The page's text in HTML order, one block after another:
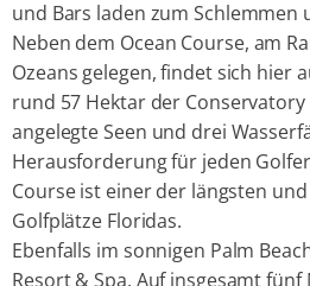
und Bars laden zum Schlemmen
Neben dem Ocean Course, am
Ozeans gelegen, findet sich hier
rund 57 Hektar der
angelegte Seen und drei
Herausforderung für jeden
Course ist einer der längsten
Golfplätze Floridas.
Ebenfalls im sonnigen Palm
Resort & Spa. Auf insgesamt